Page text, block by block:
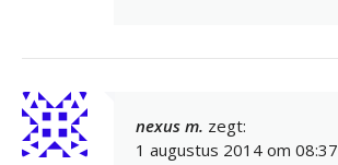
nexus m. zegt:
1 augustus 2014 om 08:37